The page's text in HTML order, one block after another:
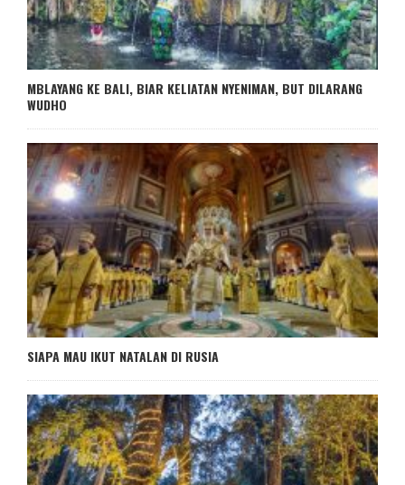
MBLAYANG KE BALI, BIAR KELIATAN NYENIMAN, BUT DILARANG
WUDHO
SIAPA MAU IKUT NATALAN DI RUSIA